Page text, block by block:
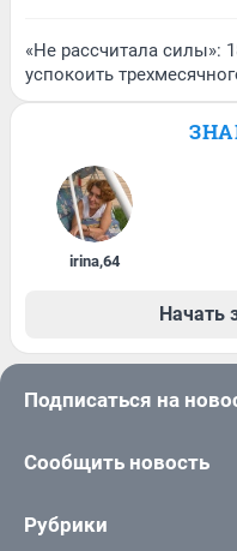
«Не рассчитала силы»:
успокоить
irina,64
Начать
Подписаться на
Сообщить новость
Рубрики